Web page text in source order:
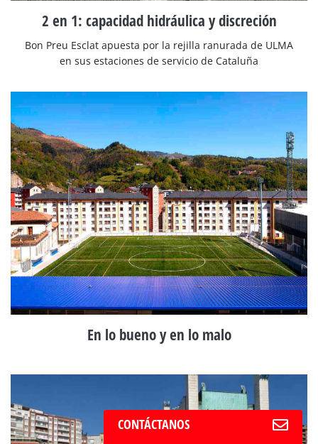
2 en 1: capacidad hidráulica y discreción
Bon Preu Esclat apuesta por la rejilla ranurada de ULMA
en sus estaciones de servicio de Cataluña
En lo bueno y en lo malo
CONTÁCTANOS